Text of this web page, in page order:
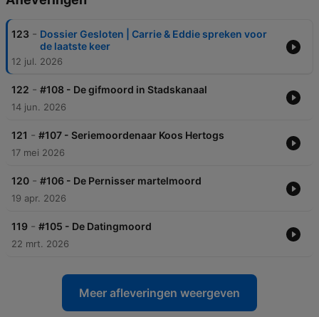
123 - Dossier Gesloten | Carrie & Eddie spreken voor
de laatste keer
12 jul. 2026
122 - #108 - De gifmoord in Stadskanaal
14 jun. 2026
121 - #107 - Seriemoordenaar Koos Hertogs
17 mei 2026
120 - #106 - De Pernisser martelmoord
19 apr. 2026
119 - #105 - De Datingmoord
22 mrt. 2026
Meer afleveringen weergeven